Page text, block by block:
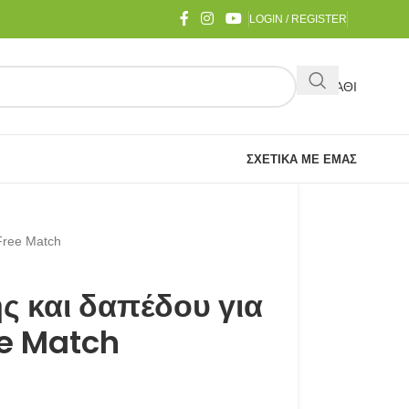
LOGIN / REGISTER
ΚΑΛΑΘΙ
ΣΧΕΤΙΚΆ ΜΕ ΕΜΆΣ
Match
και δαπέδου για
Match